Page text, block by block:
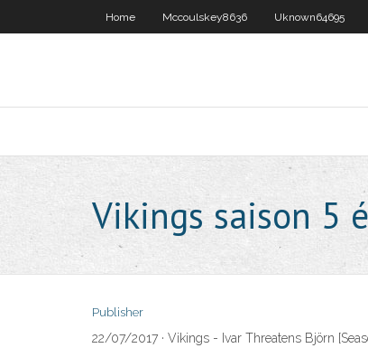
Home Mccoulskey8636 Uknown64695
Vikings saison 5
Publisher
22/07/2017 · Vikings - Ivar Threatens Björn